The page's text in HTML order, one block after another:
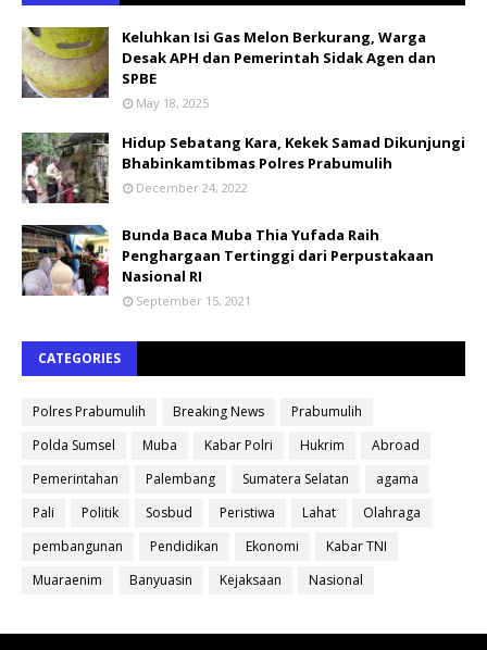
Keluhkan Isi Gas Melon Berkurang, Warga
Desak APH dan Pemerintah Sidak Agen dan
SPBE
May 18, 2025
Hidup Sebatang Kara, Kekek Samad Dikunjungi
Bhabinkamtibmas Polres Prabumulih
December 24, 2022
Bunda Baca Muba Thia Yufada Raih
Penghargaan Tertinggi dari Perpustakaan
Nasional RI
September 15, 2021
CATEGORIES
Polres Prabumulih Breaking News
Prabumulih
Polda Sumsel
Muba Kabar Polri Hukrim
Abroad
Pemerintahan
Palembang Sumatera Selatan
agama
Pali
Politik Sosbud Peristiwa Lahat
Olahraga
pembangunan
Pendidikan Ekonomi
Kabar TNI
Muaraenim
Banyuasin Kejaksaan Nasional